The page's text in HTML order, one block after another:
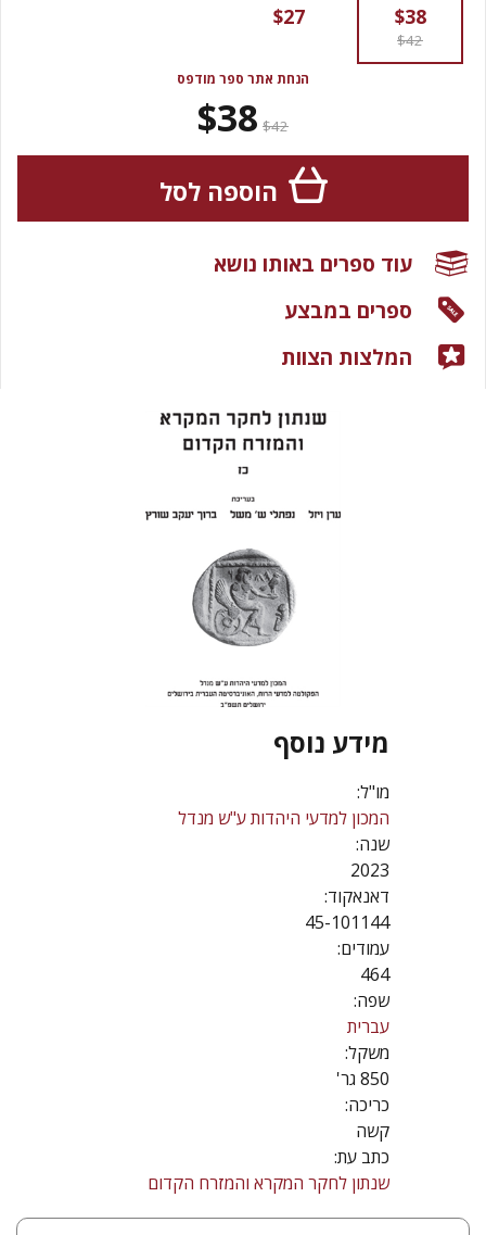
מידע נוסף
מו"ל:
המכון למדעי היהדות ע"ש מנדל
שנה:
2023
דאנאקוד:
45-101144
עמודים:
464
שפה:
עברית
משקל:
850 גר'
כריכה:
קשה
כתב עת:
שנתון לחקר המקרא והמזרח הקדום
$38
$42
$27
הנחת אתר ספר מודפס
$42
$38
הוספה לסל
עוד ספרים באותו נושא
ספרים במבצע
המלצות הצוות